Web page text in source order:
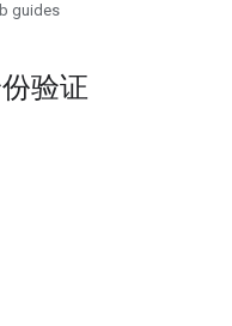
guides
验证